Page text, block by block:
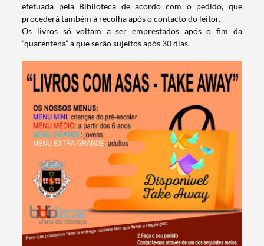
efetuada pela Biblioteca de acordo com o pedido, que
procederá também à recolha após o contacto do leitor.
Os livros só voltam a ser emprestados após o fim da
“quarentena” a que serão sujeitos após 30 dias.